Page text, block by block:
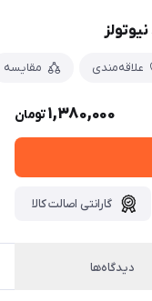
علاقه‌مندی مقایسه
1,380,000تومان
گارانتی اصالت کالا
دیدگاه‌ها